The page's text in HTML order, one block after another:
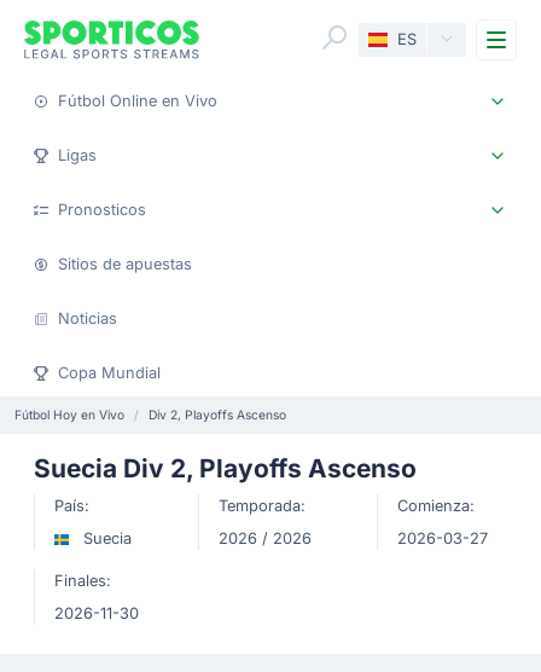
ES
Fútbol Online en Vivo
Ligas
Pronosticos
Sitios de apuestas
Noticias
Copa Mundial
Fútbol Hoy en Vivo Div 2, Playoffs Ascenso
Suecia Div 2, Playoffs Ascenso
País:
Suecia
Temporada:
2026 / 2026
Comienza:
2026-03-27
Finales:
2026-11-30